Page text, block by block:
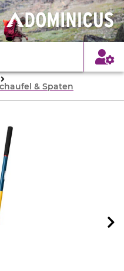
& Spaten